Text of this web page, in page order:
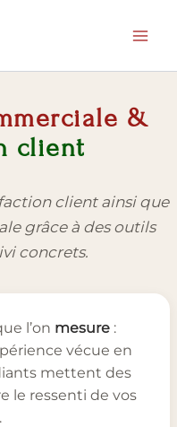
&
client
client ainsi que
grâce à des outils
concrets.
l’on mesure :
vécue en
mettent des
le ressenti de vos